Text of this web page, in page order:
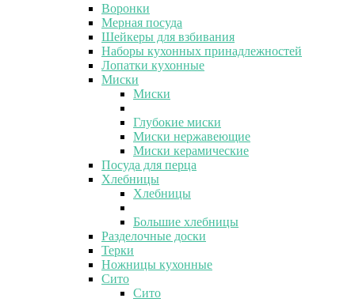
Воронки
Мерная посуда
Шейкеры для взбивания
Наборы кухонных принадлежностей
Лопатки кухонные
Миски
Миски
Глубокие миски
Миски нержавеющие
Миски керамические
Посуда для перца
Хлебницы
Хлебницы
Большие хлебницы
Разделочные доски
Терки
Ножницы кухонные
Сито
Сито